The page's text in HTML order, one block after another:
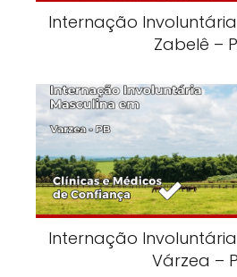
Internação
Zabelê –
Internação
Várzea –